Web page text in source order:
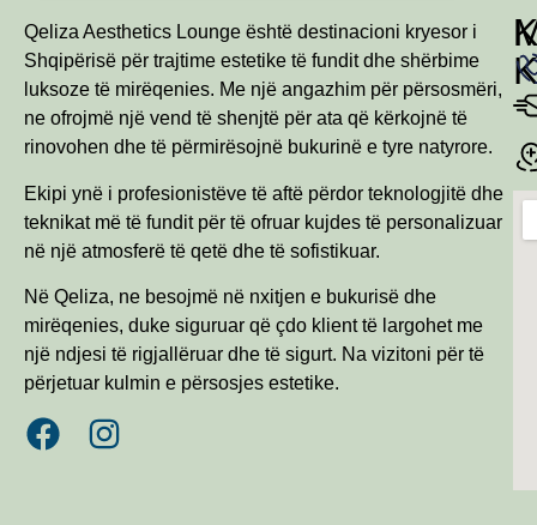
Qeliza Aesthetics Lounge është destinacioni kryesor i
Shqipërisë për trajtime estetike të fundit dhe shërbime
luksoze të mirëqenies. Me një angazhim për përsosmëri,
ne ofrojmë një vend të shenjtë për ata që kërkojnë të
rinovohen dhe të përmirësojnë bukurinë e tyre natyrore.
Ekipi ynë i profesionistëve të aftë përdor teknologjitë dhe
teknikat më të fundit për të ofruar kujdes të personalizuar
në një atmosferë të qetë dhe të sofistikuar.
Në Qeliza, ne besojmë në nxitjen e bukurisë dhe
mirëqenies, duke siguruar që çdo klient të largohet me
një ndjesi të rigjallëruar dhe të sigurt. Na vizitoni për të
përjetuar kulmin e përsosjes estetike.